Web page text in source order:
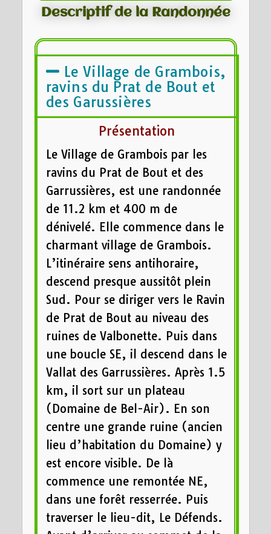
Descriptif de la Randonnée
Le Village de Grambois,
ravins du Prat de Bout et
des Garussières
Présentation
Le Village de Grambois par les
ravins du Prat de Bout et des
Garrussières, est une randonnée
de 11.2 km et 400 m de
dénivelé. Elle commence dans le
charmant village de Grambois.
L’itinéraire sens antihoraire,
descend presque aussitôt plein
Sud. Pour se diriger vers le Ravin
de Prat de Bout au niveau des
ruines de Valbonette. Puis dans
une boucle SE, il descend dans le
Vallat des Garrussières. Après 1.5
km, il sort sur un plateau
(Domaine de Bel-Air). En son
centre une grande ruine (ancien
lieu d’habitation du Domaine) y
est encore visible. De là
commence une remontée NE,
dans une forêt resserrée. Puis
traverser le lieu-dit, Le Défends.